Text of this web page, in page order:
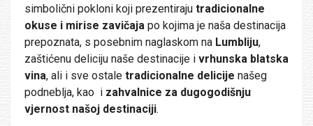
simbolični pokloni koji prezentiraju tradicionalne
okuse i mirise zavičaja po kojima je naša destinacija
prepoznata, s posebnim naglaskom na Lumbliju,
zaštićenu deliciju naše destinacije i vrhunska blatska
vina, ali i sve ostale tradicionalne delicije našeg
podneblja, kao i zahvalnice za dugogodišnju
vjernost našoj destinaciji.